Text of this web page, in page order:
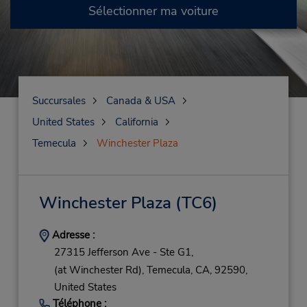
Sélectionner ma voiture
Succursales
Canada & USA
United States
California
Temecula
Winchester Plaza
Winchester Plaza (TC6)
Adresse :
27315 Jefferson Ave - Ste G1,
(at Winchester Rd), Temecula, CA, 92590,
United States
Téléphone :